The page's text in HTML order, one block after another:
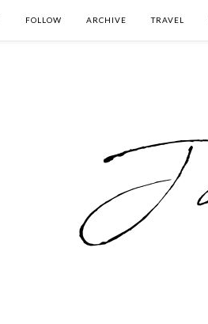
FOLLOW ARCHIVE TRAVEL